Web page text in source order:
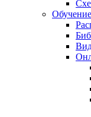
Обучение